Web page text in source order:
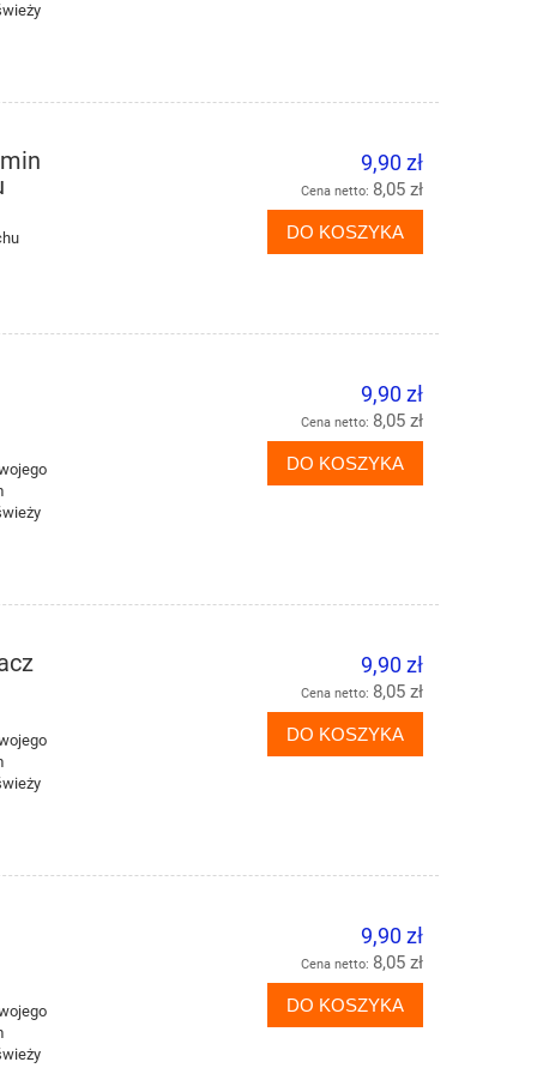
9,90 zł
Cena netto: 8,05 zł
DO KOSZYKA
9,90 zł
Cena netto: 8,05 zł
DO KOSZYKA
9,90 zł
Cena netto: 8,05 zł
DO KOSZYKA
9,90 zł
Cena netto: 8,05 zł
DO KOSZYKA